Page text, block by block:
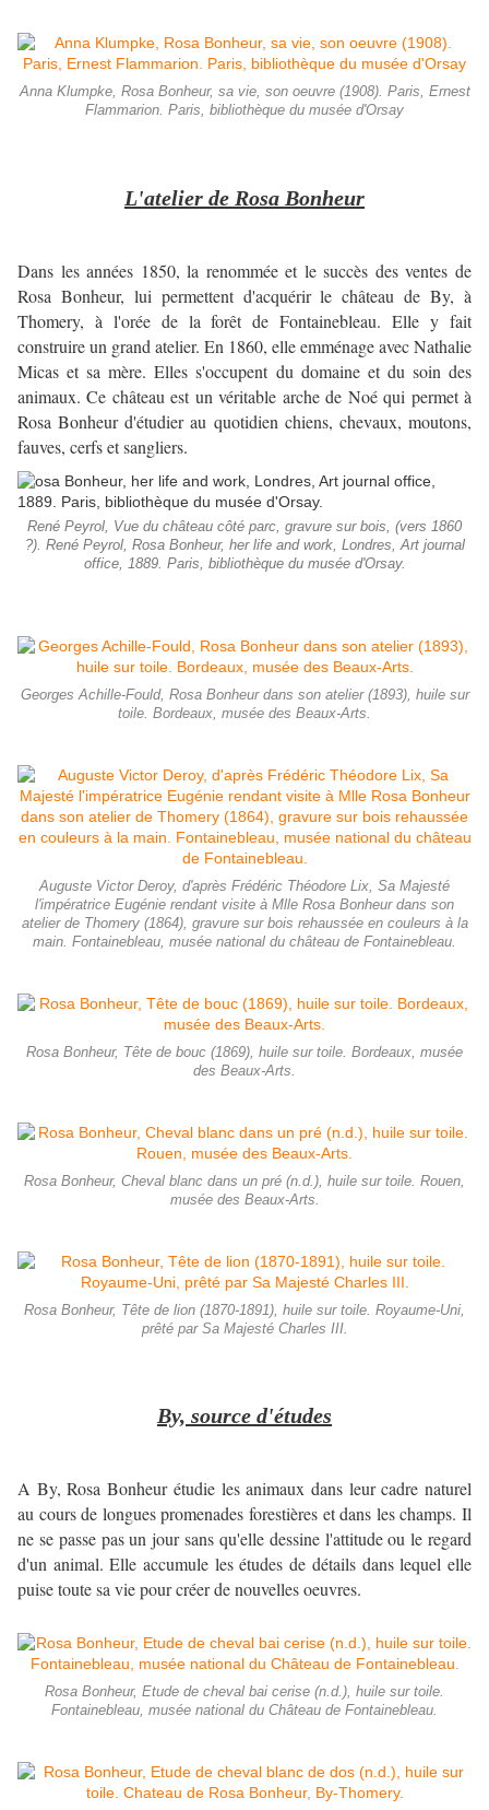
Anna Klumpke, Rosa Bonheur, sa vie, son oeuvre (1908). Paris, Ernest
Flammarion. Paris, bibliothèque du musée d'Orsay
L'atelier de Rosa Bonheur
Dans les années 1850, la renommée et le succès des ventes de
Rosa Bonheur, lui permettent d'acquérir le château de By, à
Thomery, à l'orée de la forêt de Fontainebleau. Elle y fait
construire un grand atelier. En 1860, elle emménage avec Nathalie
Micas et sa mère. Elles s'occupent du domaine et du soin des
animaux. Ce château est un véritable arche de Noé qui permet à
Rosa Bonheur d'étudier au quotidien chiens, chevaux, moutons,
fauves, cerfs et sangliers.
René Peyrol, Vue du château côté parc, gravure sur bois, (vers 1860
?). René Peyrol, Rosa Bonheur, her life and work, Londres, Art journal
office, 1889. Paris, bibliothèque du musée d'Orsay.
Georges Achille-Fould, Rosa Bonheur dans son atelier (1893), huile sur
toile. Bordeaux, musée des Beaux-Arts.
Auguste Victor Deroy, d'après Frédéric Théodore Lix, Sa Majesté
l'impératrice Eugénie rendant visite à Mlle Rosa Bonheur dans son
atelier de Thomery (1864), gravure sur bois rehaussée en couleurs à la
main. Fontainebleau, musée national du château de Fontainebleau.
Rosa Bonheur, Tête de bouc (1869), huile sur toile. Bordeaux, musée
des Beaux-Arts.
Rosa Bonheur, Cheval blanc dans un pré (n.d.), huile sur toile. Rouen,
musée des Beaux-Arts.
Rosa Bonheur, Tête de lion (1870-1891), huile sur toile. Royaume-Uni,
prêté par Sa Majesté Charles III.
By, source d'études
A By, Rosa Bonheur étudie les animaux dans leur cadre naturel
au cours de longues promenades forestières et dans les champs. Il
ne se passe pas un jour sans qu'elle dessine l'attitude ou le regard
d'un animal. Elle accumule les études de détails dans lequel elle
puise toute sa vie pour créer de nouvelles oeuvres.
Rosa Bonheur, Etude de cheval bai cerise (n.d.), huile sur toile.
Fontainebleau, musée national du Château de Fontainebleau.